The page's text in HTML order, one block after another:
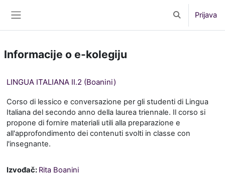
Toggle search
Prijava
Informacije o e-kolegiju
LINGUA ITALIANA II.2 (Boanini)
Corso di lessico e conversazione per gli studenti di Lingua
Italiana del secondo anno della laurea triennale. Il corso si
propone di fornire materiali utili alla preparazione e
all'approfondimento dei contenuti svolti in classe con
l'insegnante.
Izvođač: Rita Boanini